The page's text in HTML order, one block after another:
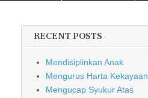
RECENT POSTS
Mendisiplinkan Anak
Mengurus Harta Kekayaan
Mengucap Syukur Atas